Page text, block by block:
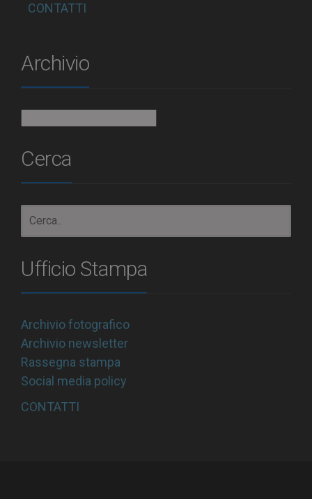
CONTATTI
Archivio
Cerca
Ufficio Stampa
Archivio fotografico
Archivio newsletter
Rassegna stampa
Social media policy
CONTATTI